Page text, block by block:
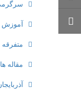
آموزش
متفرقه
مقاله ها